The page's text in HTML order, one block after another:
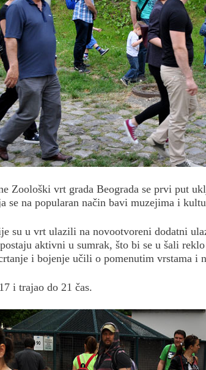
Zoološki vrt grada Beograda se prvi put
se na popularan način bavi muzejima i
su u vrt ulazili na novootvoreni dodatni
aktivni u sumrak, što bi se u šali
i bojenje učili o pomenutim vrstama i
i trajao do 21 čas.